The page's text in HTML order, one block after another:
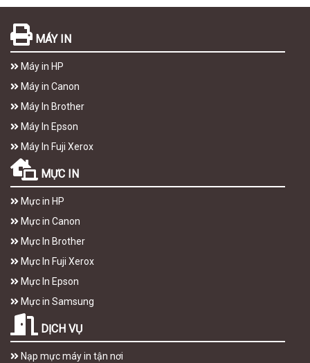
MÁY IN
Máy in HP
Máy in Canon
Máy In Brother
Máy In Epson
Máy In Fuji Xerox
MỰC IN
Mực in HP
Mực in Canon
Mực In Brother
Mực In Fuji Xerox
Mực In Epson
Mực in Samsung
DỊCH VỤ
Nạp mực máy in tận nơi